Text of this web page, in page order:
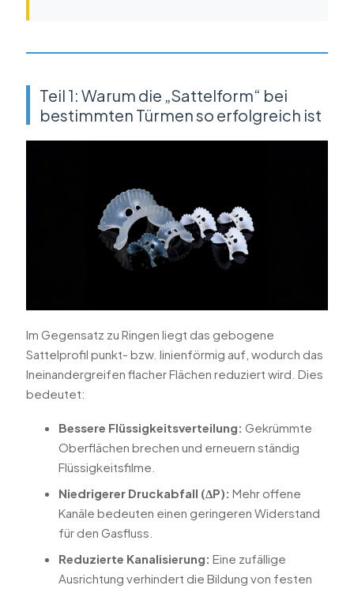
Teil 1: Warum die „Sattelform“ bei
bestimmten Türmen so erfolgreich ist
Im Gegensatz zu Ringen liegt das gebogene
Sattelprofil punkt- bzw. linienförmig auf, wodurch das
Ineinandergreifen flacher Flächen reduziert wird. Dies
bedeutet:
Bessere Flüssigkeitsverteilung: Gekrümmte
Oberflächen brechen und erneuern ständig
Flüssigkeitsfilme.
Niedrigerer Druckabfall (ΔP): Mehr offene
Kanäle bedeuten einen geringeren Widerstand
für den Gasfluss.
Reduzierte Kanalisierung: Eine zufällige
Ausrichtung verhindert die Bildung von festen